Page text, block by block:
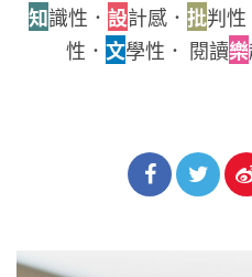
知識性． 設計感． 批判性
性． 文學性． 閱讀樂